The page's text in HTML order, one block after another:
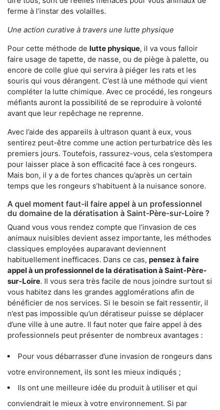
ferme à l’instar des volailles.
Une action curative à travers une lutte physique
Pour cette méthode de lutte physique, il va vous falloir
faire usage de tapette, de nasse, ou de piège à palette, ou
encore de colle glue qui servira à piéger les rats et les
souris qui vous dérangent. C’est là une méthode qui vient
compléter la lutte chimique. Avec ce procédé, les rongeurs
méfiants auront la possibilité de se reproduire à volonté
avant que leur repêchage ne reprenne.
Avec l’aide des appareils à ultrason quant à eux, vous
sentirez peut-être comme une action perturbatrice dès les
premiers jours. Toutefois, rassurez-vous, cela s’estompera
pour laisser place à son efficacité face à ces rongeurs.
Mais bon, il y a de fortes chances qu’après un certain
temps que les rongeurs s’habituent à la nuisance sonore.
A quel moment faut-il faire appel à un professionnel
du domaine de la dératisation à Saint-Père-sur-Loire ?
Quand vous vous rendez compte que l’invasion de ces
animaux nuisibles devient assez importante, les méthodes
classiques employées auparavant deviennent
habituellement inefficaces. Dans ce cas, pensez à faire
appel à un professionnel de la dératisation à Saint-Père-
sur-Loire. Il vous sera très facile de nous joindre surtout si
vous habitez dans les grandes agglomérations afin de
bénéficier de nos services. Si le besoin se fait ressentir, il
n’est pas impossible qu’un dératiseur puisse se déplacer
d’une ville à une autre. Il faut noter que faire appel à des
professionnels peut présenter de nombreux avantages :
Pour vous débarrasser d’une invasion de rongeurs dans
votre environnement, ils sont les mieux indiqués ;
Ils ont une meilleure idée du produit à utiliser et qui
conviendrait le mieux à votre environnement. Si par